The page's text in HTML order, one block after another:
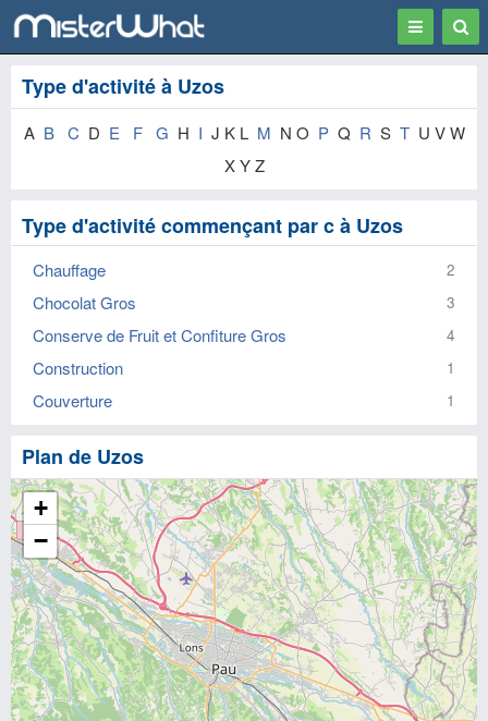
Toggle
Type d'activité à Uzos
A B C D E F G H I J K L M N O P Q R S T U V W
X Y Z
Type d'activité commençant par c à Uzos
Chauffage 2
Chocolat Gros 3
Conserve de Fruit et Confiture Gros 4
Construction 1
Couverture 1
Plan de Uzos
+
−